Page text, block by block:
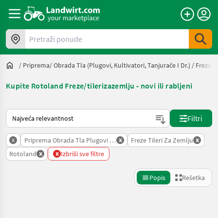
Pretraži ponude
/ Priprema/ Obrada Tla (plugovi, Kultivatori, Tanjurače I Dr.) / Freze/
Kupite Rotoland Freze/tilerizazemlju - novi ili rabljeni
Tako se sortira na Landwirt.com
Filtri
x Priprema Obrada Tla Plugovi Kultivatori Tanjurace I Dr
x Freze Tileri Za Zemlju x
Rotoland x x Izbriši sve filtre
Popis Rešetka